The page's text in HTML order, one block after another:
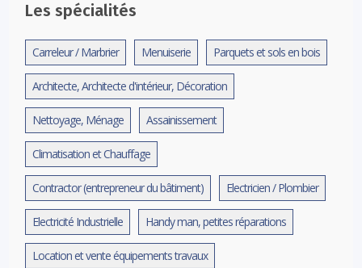
Les spécialités
Carreleur / Marbrier Menuiserie Parquets et sols en bois
Architecte, Architecte d'intérieur, Décoration
Nettoyage, Ménage Assainissement
Climatisation et Chauffage
Contractor (entrepreneur du bâtiment) Electricien / Plombier
Electricité Industrielle Handy man, petites réparations
Location et vente équipements travaux